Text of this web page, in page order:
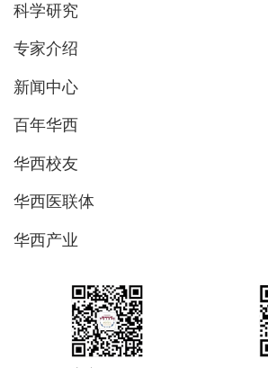
科学研究
专家介绍
新闻中心
百年华西
华西校友
华西医联体
华西产业